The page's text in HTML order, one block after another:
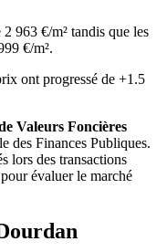
963 €/m² tandis que les
€/m².
ont progressé de +1.5
Valeurs Foncières
des Finances Publiques.
lors des transactions
évaluer le marché